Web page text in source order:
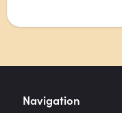
Navigation